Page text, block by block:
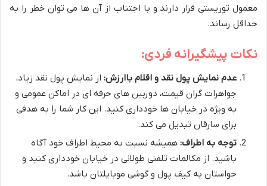
معمول توریستی قرار دارند و با اجتناب از آن ها می توان خطر را به
حداقل رساند.
نکات پیشگیرانه فردی:
عدم نمایش پول نقد و اقلام باارزش: از نمایش پول نقد زیاد،
جواهرات گران قیمت، دوربین های حرفه ای در اماکن عمومی و
به ویژه در خیابان ها خودداری کنید. این کار شما را به هدفی
برای سارقان تبدیل می کند.
توجه به اطراف: همیشه نسبت به محیط اطراف خود آگاه
باشید. از مکالمات تلفنی طولانی در خیابان خودداری کنید و
حواستان به کیف پول و گوشی موبایلتان باشد.